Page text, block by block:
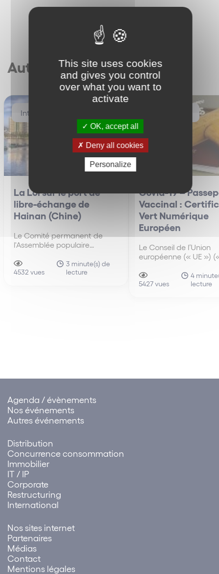
Autres articles
International
La Loi sur le port de
libre-échange de
Hainan (Chine)
Le Comité permanent de
l'Assemblée populaire
législatif suprême de la
Chine, a adopté le 10 juin
4532 vues
3 minute(s) de
lecture
Covid-19 –
Vaccinal :
Vert Numérique
Européen
Le Conseil de l’Union
européenne (« UE »)
avril 2021, un mandat
négociation avec le
5427 vues
4
lecture
Agenda / évènements
Nos événements
Autres événements
Distribution
Concurrence consommation
Immobilier
IT / IP
Corporate
Restructuring
International
Nos sites internet
Partenaires
Médias
Contact
Mentions légales
This site uses cookies
and gives you control
over what you want to
activate
OK, accept all
Deny all cookies
Personalize